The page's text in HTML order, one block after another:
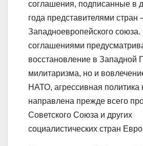
соглашения, подписанные в
года представителями стран
Западноевропейского
соглашениями
восстановление в Западной
милитаризма, но и
НАТО, агрессивная политика
направлена прежде всего
Советского Союза и других
социалистических стран